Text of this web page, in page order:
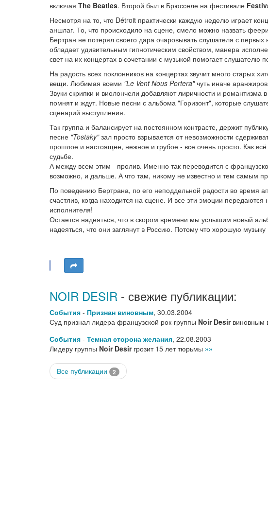
включая The Beatles. Второй был в Брюсселе на фестивале
Несмотря на то, что Détroit практически каждую неделю играет
аншлаг. То, что происходило на сцене, смело можно назвать
Бертран не потерял своего дара очаровывать слушателя с
обладает удивительным гипнотическим свойством, манера
свет на их концертах в сочетании с музыкой помогает
На радость всех поклонников на концертах звучит много старых
вещи. Любимая всеми "Le Vent Nous Portera"чуть иначе
Звуки скрипки и виолончели добавляют лиричности и романтизма
помнят и ждут. Новые песни с альбома "Горизонт", которые
сценарий выступления.
Так группа и балансирует на постоянном контрасте, держит
песне "Tostaky"зал просто взрывается от невозможности
прошлое и настоящее, нежное и грубое - все очень просто. Как
судьбе.
А между всем этим - пролив. Именно так переводится с
возможно, и дальше. А что там, никому не известно и тем самым
По поведению Бертрана, по его неподдельной радости во время
счастлив, когда находится на сцене. И все эти эмоции
исполнителя!
Остается надеяться, что в скором времени мы услышим новый
надеяться, что они заглянут в Россию. Потому что хорошую
NOIR DESIR - свежие публикации:
События - Признан виновным, 30.03.2004
Суд признал лидера французской рок-группы Noir Desirвиновным
События - Темная сторона желания, 22.08.2003
Лидеру группы Noir Desirгрозит 15 лет тюрьмы »»
Все публикации 2